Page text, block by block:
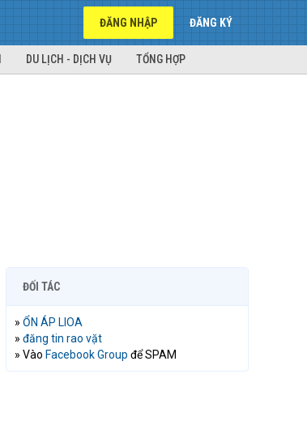
ĐĂNG NHẬP ĐĂNG KÝ
DU LỊCH - DỊCH VỤ TỔNG HỢP
ĐỐI TÁC
» ỔN ÁP LIOA
» đăng tin rao vặt
» Vào Facebook Group để SPAM